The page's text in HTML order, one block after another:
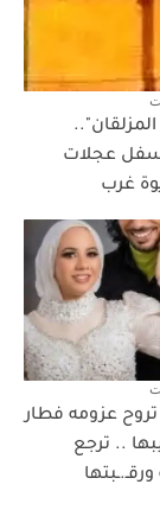
عجلات
غرب
تروح عزومه فطار
.. ترجع
ورقـ.ـبتها